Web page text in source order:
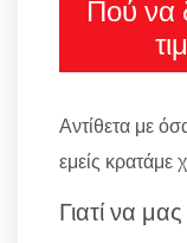
Πού να
Αντίθετα με
εμείς κρατάμε
Γιατί να